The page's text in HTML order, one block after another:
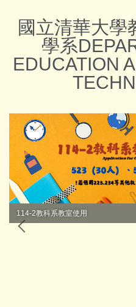
內
國立清華大學
學系
EDUCATION
114-2教科系教室使用